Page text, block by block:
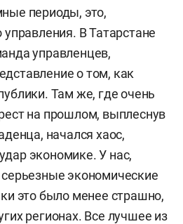
периоды, это,
управления. В Татарстане
управленцев,
о том, как
Там же, где очень
на прошлом, выплеснув
начался хаос,
экономике. У нас,
экономические
это было менее страшно,
регионах. Все лучшее из